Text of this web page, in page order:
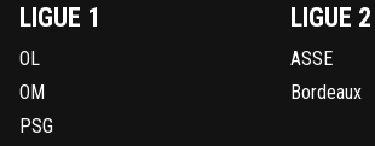
LIGUE 1
OL
OM
PSG
LIGUE 2
ASSE
Bordeaux